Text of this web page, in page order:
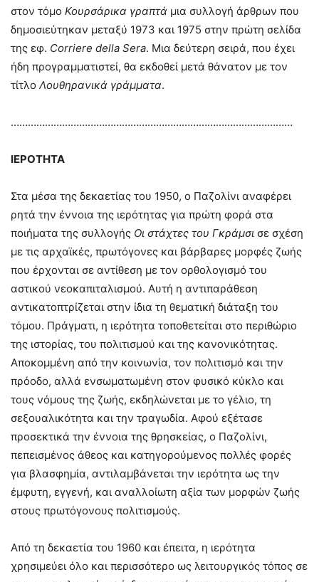
στον τόμο Κουρσάρικα γραπτά μια συλλογή άρθρων που
δημοσιεύτηκαν μεταξύ 1973 και 1975 στην πρώτη σελίδα
της εφ. Corriere della Sera. Μια δεύτερη σειρά, που έχει
ήδη προγραμματιστεί, θα εκδοθεί μετά θάνατον με τον
τίτλο Λουθηρανικά γράμματα.
………………………………………………………………………………………
ΙΕΡΟΤΗΤΑ
Στα μέσα της δεκαετίας του 1950, ο Παζολίνι αναφέρει
ρητά την έννοια της ιερότητας για πρώτη φορά στα
ποιήματα της συλλογής Οι στάχτες του Γκράμσι σε σχέση
με τις αρχαϊκές, πρωτόγονες και βάρβαρες μορφές ζωής
που έρχονται σε αντίθεση με τον ορθολογισμό του
αστικού νεοκαπιταλισμού. Αυτή η αντιπαράθεση
αντικατοπτρίζεται στην ίδια τη θεματική διάταξη του
τόμου. Πράγματι, η ιερότητα τοποθετείται στο περιθώριο
της ιστορίας, του πολιτισμού και της κανονικότητας.
Αποκομμένη από την κοινωνία, τον πολιτισμό και την
πρόοδο, αλλά ενσωματωμένη στον φυσικό κύκλο και
τους νόμους της ζωής, εκδηλώνεται με το γέλιο, τη
σεξουαλικότητα και την τραγωδία. Αφού εξέτασε
προσεκτικά την έννοια της θρησκείας, ο Παζολίνι,
πεπεισμένος άθεος και κατηγορούμενος πολλές φορές
για βλασφημία, αντιλαμβάνεται την ιερότητα ως την
έμφυτη, εγγενή, και αναλλοίωτη αξία των μορφών ζωής
στους πρωτόγονους πολιτισμούς.
Από τη δεκαετία του 1960 και έπειτα, η ιερότητα
χρησιμεύει όλο και περισσότερο ως λειτουργικός τόπος σε